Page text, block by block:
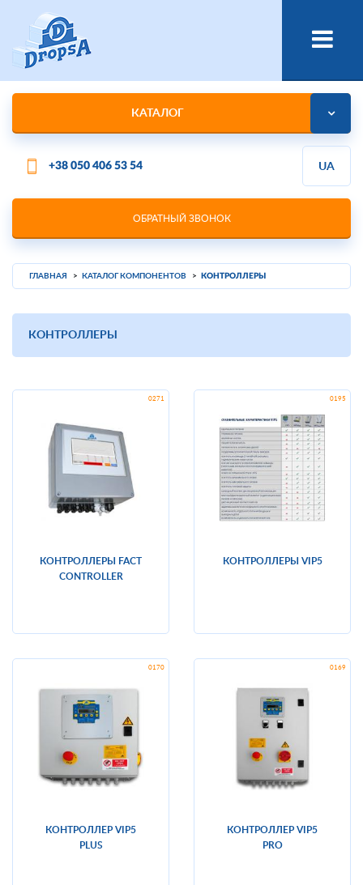
КАТАЛОГ
+38 050 406 53 54
ОБРАТНЫЙ ЗВОНОК
UA
ГЛАВНАЯ КАТАЛОГ КОМПОНЕНТОВ КОНТРОЛЛЕРЫ
КОНТРОЛЛЕРЫ
КОНТРОЛЛЕРЫ FACT
CONTROLLER
КОНТРОЛЛЕРЫ VIP5
КОНТРОЛЛЕР VIP5
PLUS
КОНТРОЛЛЕР VIP5
PRO